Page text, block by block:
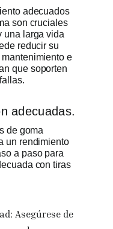
adecuados
son cruciales
una larga vida
reducir su
e
que soporten
adecuadas.
de goma
un rendimiento
a paso para
con tiras
Asegúrese de